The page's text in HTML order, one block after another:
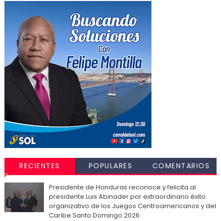
RECIENTES POPULARES COMENTARIOS
Presidente de Honduras reconoce y felicita al
presidente Luis Abinader por extraordinario éxito
organizativo de los Juegos Centroamericanos y del
Caribe Santo Domingo 2026